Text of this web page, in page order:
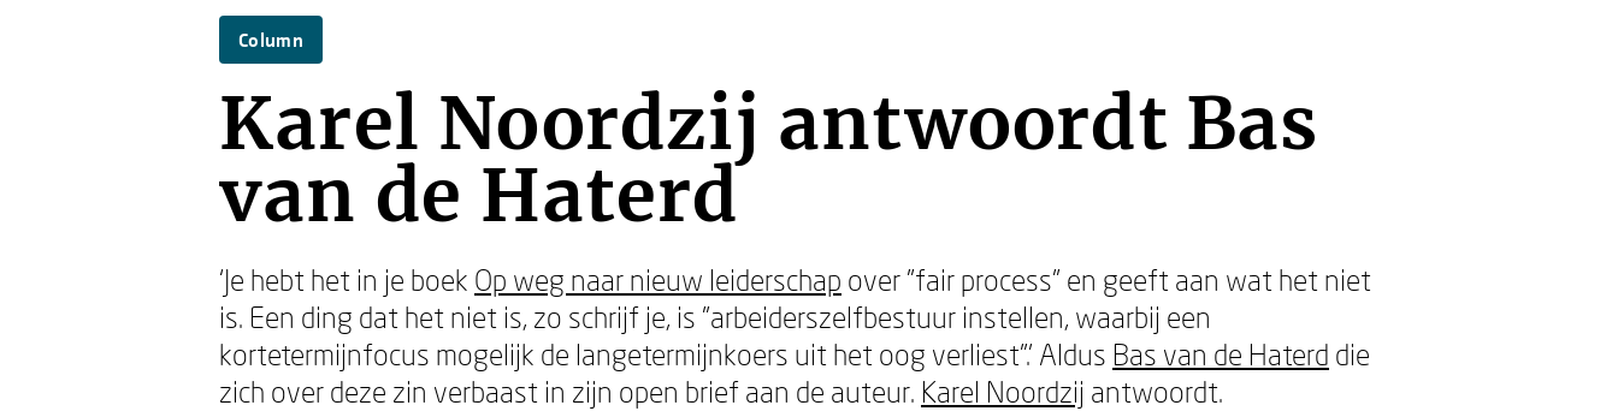
Column
Karel Noordzij antwoordt Bas
van de Haterd
‘Je hebt het in je boek Op weg naar nieuw leiderschap over "fair process" en geeft aan wat het niet
is. Een ding dat het niet is, zo schrijf je, is "arbeiderszelfbestuur instellen, waarbij een
kortetermijnfocus mogelijk de langetermijnkoers uit het oog verliest".’ Aldus Bas van de Haterd die
zich over deze zin verbaast in zijn open brief aan de auteur. Karel Noordzij antwoordt.